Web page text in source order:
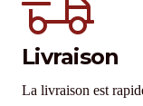
Livraison
La livraison est